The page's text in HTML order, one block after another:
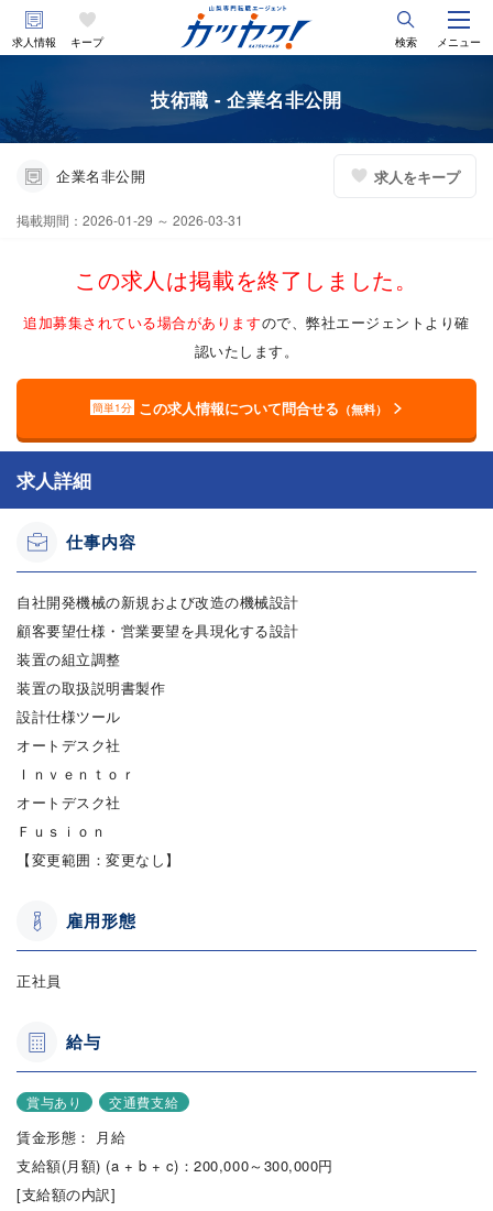
求人情報 キープ 検索 メニュー
技術職 - 企業名非公開
企業名非公開 求人をキープ
掲載期間：2026-01-29 ～ 2026-03-31
この求人は掲載を終了しました。
追加募集されている場合がありますので、弊社エージェントより確
認いたします。
簡単1分 この求人情報について問合せる （無料）
求人詳細
仕事内容
自社開発機械の新規および改造の機械設計
顧客要望仕様・営業要望を具現化する設計
装置の組立調整
装置の取扱説明書製作
設計仕様ツール
オートデスク社
Ｉｎｖｅｎｔｏｒ
オートデスク社
Ｆｕｓｉｏｎ
【変更範囲：変更なし】
雇用形態
正社員
給与
賞与あり 交通費支給
賃金形態： 月給
支給額(月額) (a + b + c)：200,000～300,000円
[支給額の内訳]